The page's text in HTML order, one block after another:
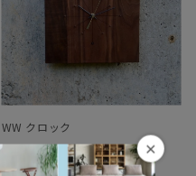
×
WW クロック
198ポイント （1％）
￥19,800